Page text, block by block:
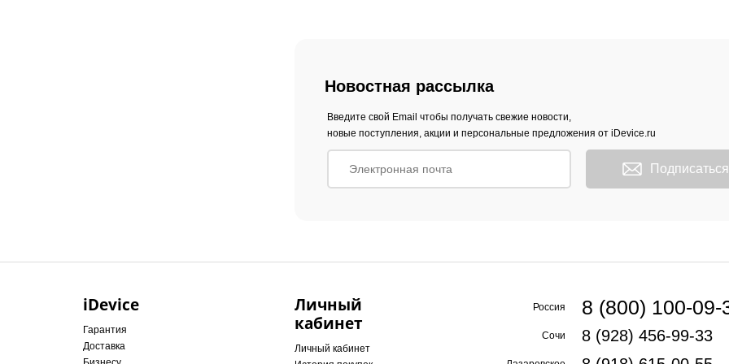
Новостная рассылка
Введите свой Email чтобы получать свежие новости,
новые поступления, акции и персональные предложения от iDevice.ru
Подписаться
iDevice
Гарантия
Доставка
Личный
кабинет
Личный кабинет
Россия 8 (800) 100-09-
Сочи 8 (928) 456-99-33